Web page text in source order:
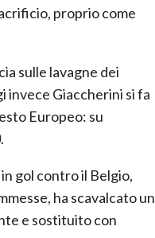
proprio come
sulle lavagne dei
invece Giaccherini si fa
Europeo: su
.
gol contro il Belgio,
ha scavalcato un
e sostituito con